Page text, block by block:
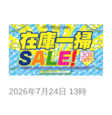
2026年7月24日 13時